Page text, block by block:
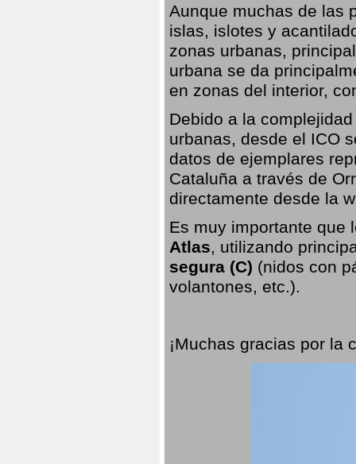
Aunque muchas de las
islas, islotes y
zonas urbanas,
urbana se da
en zonas del interior,
Debido a la
urbanas, desde el ICO
datos de ejemplares
Cataluña a través de
directamente desde la
Es muy importante que
Atlas, utilizando
segura (C) (nidos con
volantones, etc.).
¡Muchas gracias por la